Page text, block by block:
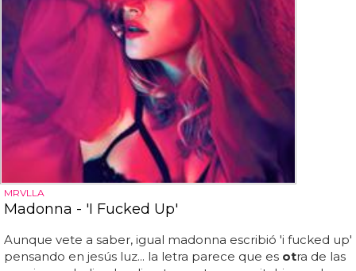
MRVLLA
Madonna - 'I Fucked Up'
Aunque vete a saber, igual madonna escribió 'i fucked up'
pensando en jesús luz... la letra parece que es otra de las